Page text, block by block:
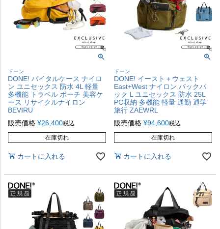
ドーン
DONE! バイタルケース ナイロ
ン ユニセックス 防水 4L 軽量
多機能 トラベル ポーチ 美容ケ
ース リサイクルナイロン
BEVIRU
販売価格 ¥26,400税込
在庫切れ
カートに入れる
ドーン
DONE! イースト＋ウェスト
East+West ナイロン バックパ
ック L ユニセックス 防水 25L
PC収納 多機能 軽量 通勤 通学
旅行 ZAEWRL
販売価格 ¥94,600税込
在庫切れ
カートに入れる